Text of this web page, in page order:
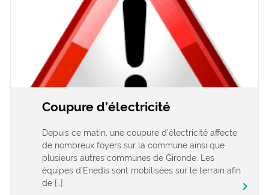
Coupure d’électricité
Depuis ce matin, une coupure d’électricité affecte
de nombreux foyers sur la commune ainsi que
plusieurs autres communes de Gironde. Les
équipes d’Enedis sont mobilisées sur le terrain afin
de […]
keyboard_arrow_right